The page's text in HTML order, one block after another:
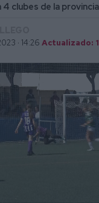
clubes de la provincia
· 14:26 Actualizado: